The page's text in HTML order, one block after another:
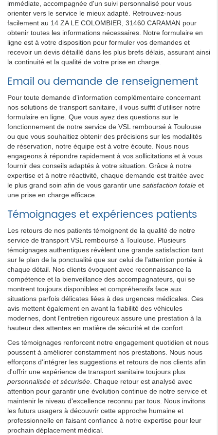
immédiate, accompagnée d'un suivi personnalisé pour vous
orienter vers le service le mieux adapté. Retrouvez-nous
facilement au 14 ZA LE COLOMBIER, 31460 CARAMAN pour
obtenir toutes les informations nécessaires. Notre formulaire en
ligne est à votre disposition pour formuler vos demandes et
recevoir un devis détaillé dans les plus brefs délais, assurant ainsi
la continuité et la qualité de votre prise en charge.
Email ou demande de renseignement
Pour toute demande d'information complémentaire concernant
nos solutions de transport sanitaire, il vous suffit d'utiliser notre
formulaire en ligne. Que vous ayez des questions sur le
fonctionnement de notre service de VSL remboursé à Toulouse
ou que vous souhaitiez obtenir des précisions sur les modalités
de réservation, notre équipe est à votre écoute. Nous nous
engageons à répondre rapidement à vos sollicitations et à vous
fournir des conseils adaptés à votre situation. Grâce à notre
expertise et à notre réactivité, chaque demande est traitée avec
le plus grand soin afin de vous garantir une satisfaction totale et
une prise en charge efficace.
Témoignages et expériences patients
Les retours de nos patients témoignent de la qualité de notre
service de transport VSL remboursé à Toulouse. Plusieurs
témoignages authentiques révèlent une grande satisfaction tant
sur le plan de la ponctualité que sur celui de l'attention portée à
chaque détail. Nos clients évoquent avec reconnaissance la
compétence et la bienveillance des accompagnateurs, qui se
montrent toujours disponibles et compréhensifs face aux
situations parfois délicates liées à des urgences médicales. Ces
avis mettent également en avant la fiabilité des véhicules
modernes, dont l'entretien rigoureux assure une prestation à la
hauteur des attentes en matière de sécurité et de confort.
Ces témoignages renforcent notre engagement quotidien et nous
poussent à améliorer constamment nos prestations. Nous nous
efforçons d'intégrer les suggestions et retours de nos clients afin
d'offrir une expérience de transport sanitaire toujours plus
personnalisée et sécurisée . Chaque retour est analysé avec
attention pour garantir une évolution continue de notre service et
maintenir le niveau d'excellence reconnu par tous. Nous invitons
les futurs usagers à découvrir cette approche humaine et
professionnelle en faisant confiance à notre expertise pour leur
prochain déplacement médical.